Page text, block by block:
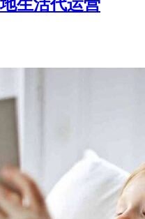
生活代运营